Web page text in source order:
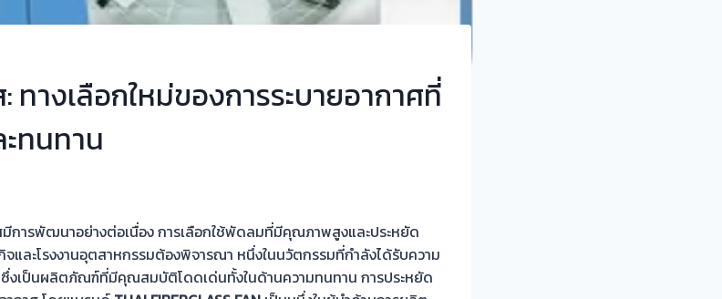
ทางเลือกใหม่ของการระบายอากาศที่
ทนทาน
มีการพัฒนาอย่างต่อเนื่อง การเลือกใช้พัดลมที่มีคุณภาพสูงและประหยัด
ละโรงงานอุตสาหกรรมต้องพิจารณา หนึ่งในนวัตกรรมที่กำลังได้รับความ
ซึ่งเป็นผลิตภัณฑ์ที่มีคุณสมบัติโดดเด่นทั้งในด้านความทนทาน การประหยัด